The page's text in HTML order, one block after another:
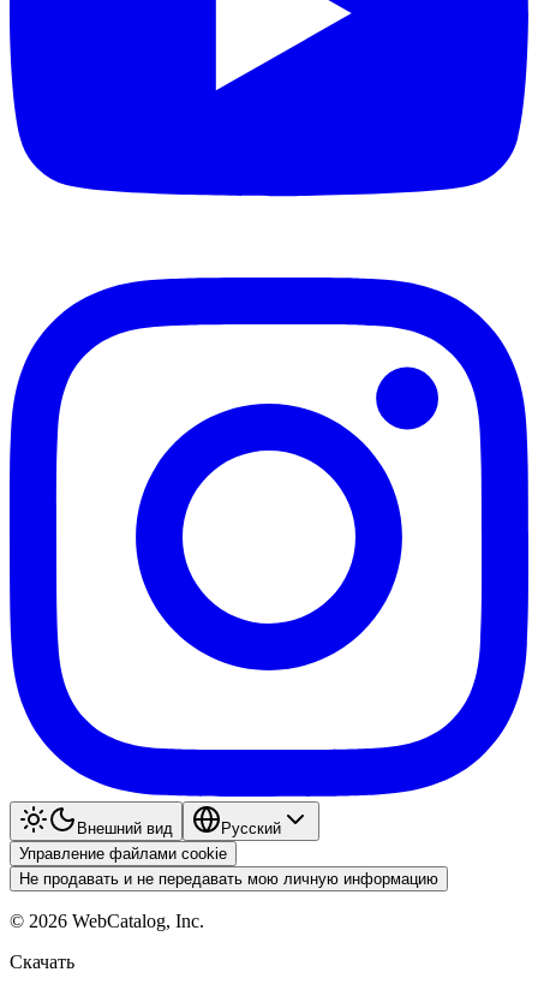
Внешний вид
Pyccкий
Управление файлами cookie
Не продавать и не передавать мою личную информацию
© 2026 WebCatalog, Inc.
Скачать